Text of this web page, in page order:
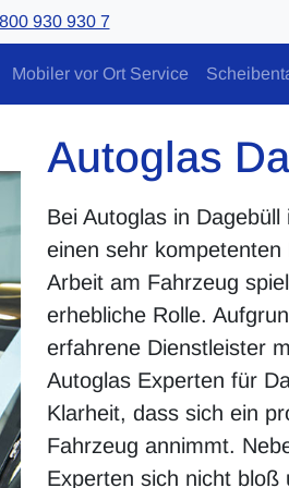
930 930 7
Mobiler vor Ort Service
Autoglas
Bei Autoglas in
einen sehr
Arbeit am Fahrzeug
erhebliche Rolle.
erfahrene Dienstleister
Autoglas Experten für
Klarheit, dass sich ein
Fahrzeug annimmt.
Experten sich nicht bloß